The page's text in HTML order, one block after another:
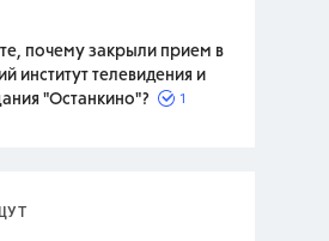
почему закрыли прием в
институт телевидения и
"Останкино"?
1